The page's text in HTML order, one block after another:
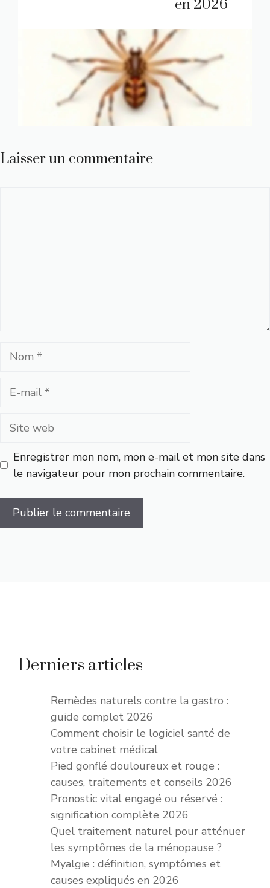
en 2026
Laisser un commentaire
Nom
Site
Enregistrer mon nom, mon e-mail et mon site dans
le navigateur pour mon prochain commentaire.
Derniers articles
Remèdes naturels contre la gastro :
guide complet 2026
Comment choisir le logiciel santé de
votre cabinet médical
Pied gonflé douloureux et rouge :
causes, traitements et conseils 2026
Pronostic vital engagé ou réservé :
signification complète 2026
Quel traitement naturel pour atténuer
les symptômes de la ménopause ?
Myalgie : définition, symptômes et
causes expliqués en 2026